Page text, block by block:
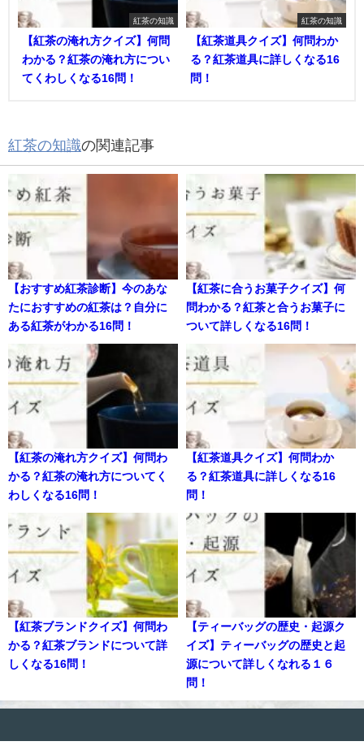
紅茶の知識
【紅茶の淹れ方クイズ】何問
わかる？紅茶の淹れ方につい
てくわしくなる16問！
紅茶の知識
【紅茶道具クイズ】何問わか
る？紅茶道具に詳しくなる16
問！
紅茶の知識の関連記事
【おすすめ紅茶診断】今のあな
たにおすすめの紅茶は？自分に
ある紅茶がわかる16問！
【紅茶に合うお菓子クイズ】何
問わかる？紅茶と合うお菓子に
ついて詳しくなる16問！
【紅茶の淹れ方クイズ】何問わ
かる？紅茶の淹れ方についてく
わしくなる16問！
【紅茶道具クイズ】何問わか
る？紅茶道具に詳しくなる16
問！
【紅茶ブランドクイズ】何問わ
かる？紅茶ブランドについて詳
しくなる16問！
【ティーバッグの歴史・起源ク
イズ】ティーバッグの歴史と起
源について詳しくなれる１６
問！